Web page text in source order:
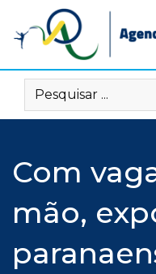
content
Com
mão,